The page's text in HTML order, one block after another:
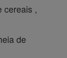
cereais ,
de